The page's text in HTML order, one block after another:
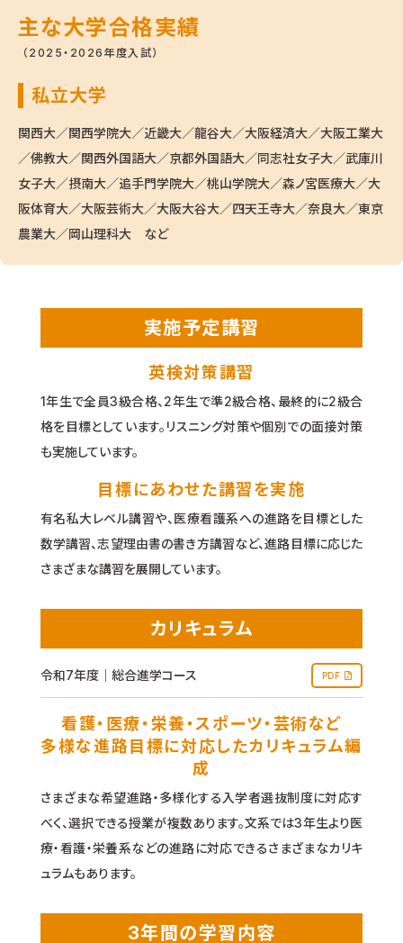
主な大学合格実績
（2025・2026年度入試）
私立大学
関西大／関西学院大／近畿大／龍谷大／大阪経済大／大阪工業大
／佛教大／関西外国語大／京都外国語大／同志社女子大／武庫川
女子大／摂南大／追手門学院大／桃山学院大／森ノ宮医療大／大
阪体育大／大阪芸術大／大阪大谷大／四天王寺大／奈良大／東京
農業大／岡山理科大 など
実施予定講習
英検対策講習
1年生で全員3級合格、2年生で準2級合格、最終的に2級合
格を目標としています。リスニング対策や個別での面接対策
も実施しています。
目標にあわせた講習を実施
有名私大レベル講習や、医療看護系への進路を目標とした
数学講習、志望理由書の書き方講習など、進路目標に応じた
さまざまな講習を展開しています。
カリキュラム
令和7年度｜総合進学コース PDF
看護・医療・栄養・スポーツ・芸術など
多様な進路目標に対応したカリキュラム編
成
さまざまな希望進路・多様化する入学者選抜制度に対応す
べく、選択できる授業が複数あります。文系では3年生より医
療・看護・栄養系などの進路に対応できるさまざまなカリキ
ュラムもあります。
3年間の学習内容